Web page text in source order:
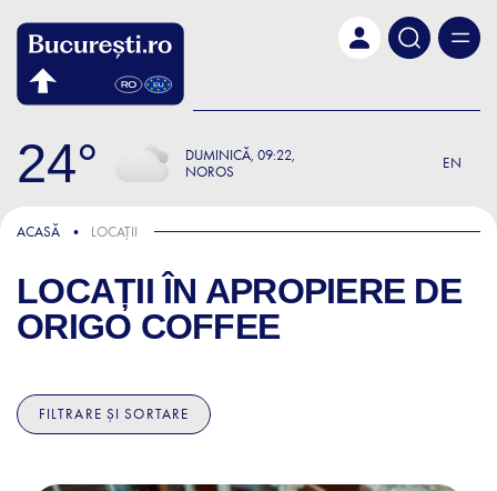
24 DUMINICĂ 09:22
NOROS
EN
ACASĂ LOCAȚII
LOCAȚII ÎN APROPIERE DE
ORIGO COFFEE
FILTRARE ȘI SORTARE